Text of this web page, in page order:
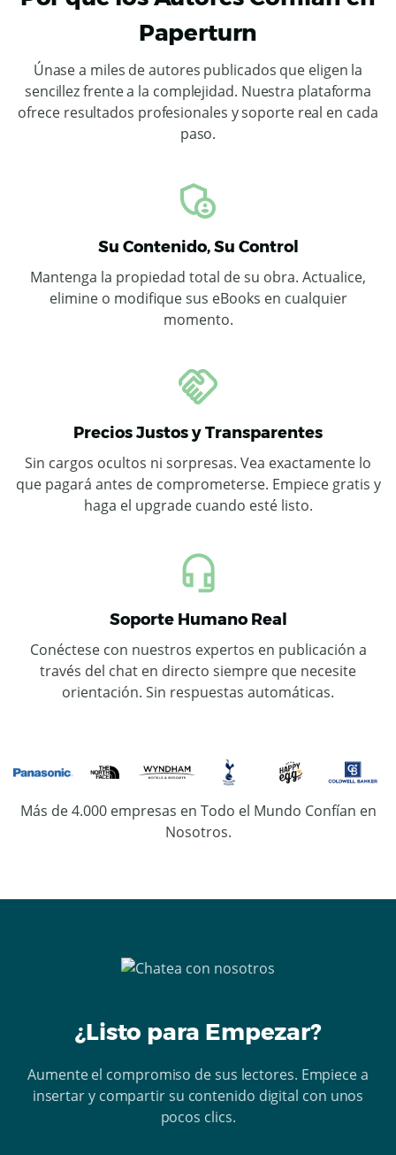
Paperturn
Únase a miles de autores publicados que eligen la
sencillez frente a la complejidad. Nuestra plataforma
ofrece resultados profesionales y soporte real en cada
paso.
Su Contenido, Su Control
Mantenga la propiedad total de su obra. Actualice,
elimine o modifique sus eBooks en cualquier
momento.
Precios Justos y Transparentes
Sin cargos ocultos ni sorpresas. Vea exactamente lo
que pagará antes de comprometerse. Empiece gratis y
haga el upgrade cuando esté listo.
Soporte Humano Real
Conéctese con nuestros expertos en publicación a
través del chat en directo siempre que necesite
orientación. Sin respuestas automáticas.
Más de 4.000 empresas en Todo el Mundo Confían en
Nosotros.
¿Listo para Empezar?
Aumente el compromiso de sus lectores. Empiece a
insertar y compartir su contenido digital con unos
pocos clics.